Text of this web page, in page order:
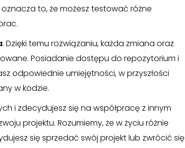
to, że możesz testować różne
. Dzięki temu rozwiązaniu, każda zmiana oraz
Posiadanie dostępu do repozytorium i
odpowiednie umiejętności, w przyszłości
w kodzie.
i zdecydujesz się na współpracę z innym
projektu. Rozumiemy, że w życiu różnie
się sprzedać swój projekt lub zwrócić się